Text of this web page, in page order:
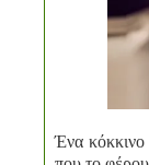
Ένα κόκκινο